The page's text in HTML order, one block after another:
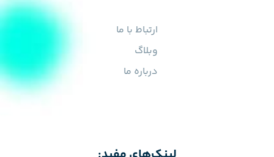
ارتباط با ما
وبلاگ
درباره ما